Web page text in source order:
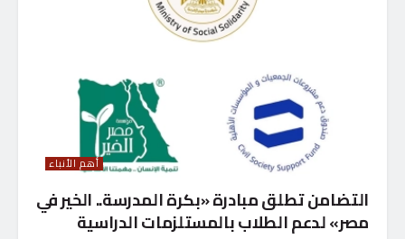
أهم الأنباء
التضامن تطلق مبادرة «بكرة المدرسة.. الخير في
مصر» لدعم الطلاب بالمستلزمات الدراسية